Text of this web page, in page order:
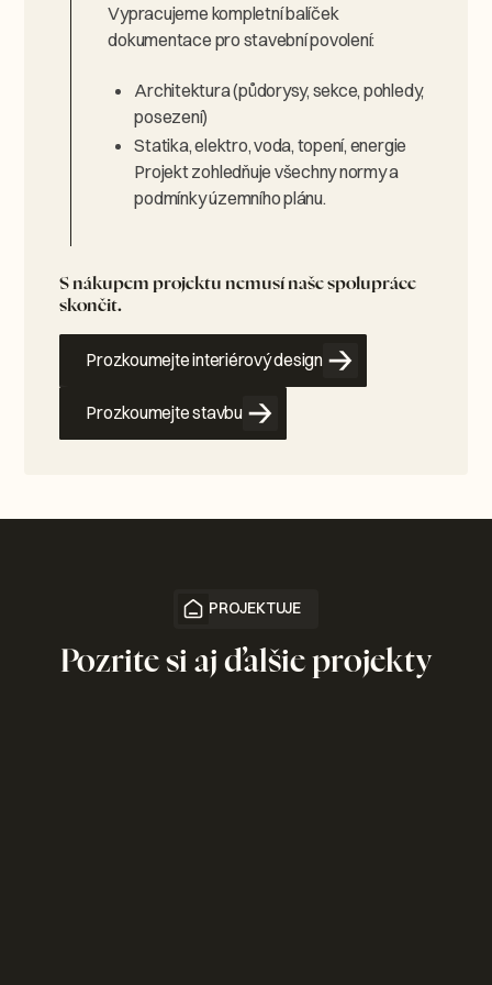
Vypracujeme kompletní balíček
dokumentace pro stavební povolení:
Architektura (půdorysy, sekce, pohledy,
posezení)
Statika, elektro, voda, topení, energie
Projekt zohledňuje všechny normy a
podmínky územního plánu.
S nákupem projektu nemusí naše spolupráce
skončit.
Prozkoumejte interiérový design
Prozkoumejte stavbu
PROJEKTUJE
Pozrite si aj ďalšie projekty